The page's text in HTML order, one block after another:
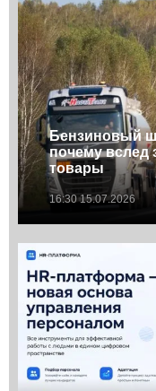
Бензиновый
почему вслед
товары
16:30 15.07.2026